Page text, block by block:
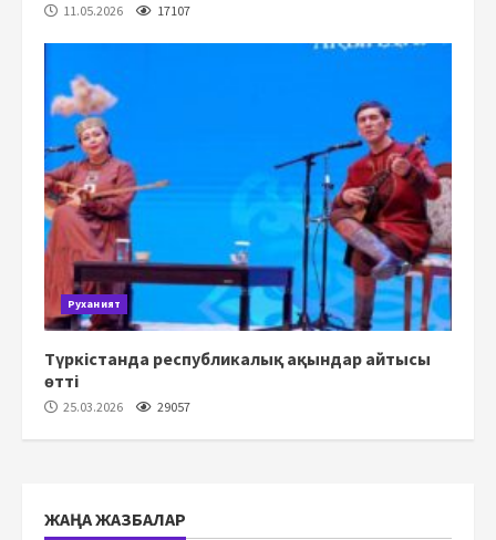
11.05.2026 17107
Руханият
Түркістанда республикалық ақындар айтысы
өтті
25.03.2026 29057
ЖАҢА ЖАЗБАЛАР